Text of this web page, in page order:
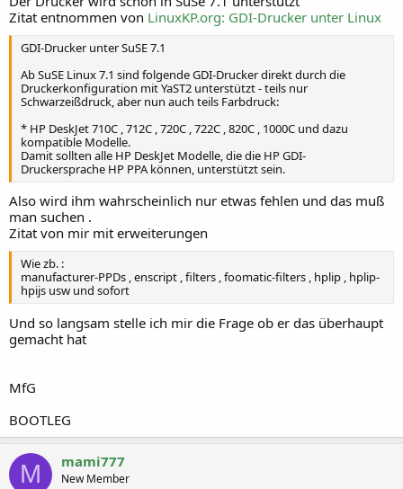
Zitat entnommen von LinuxKP.org: GDI-Drucker unter Linux
GDI-Drucker unter SuSE 7.1
Ab SuSE Linux 7.1 sind folgende GDI-Drucker direkt durch die
Druckerkonfiguration mit YaST2 unterstützt - teils nur
Schwarzeißdruck, aber nun auch teils Farbdruck:
* HP DeskJet 710C , 712C , 720C , 722C , 820C , 1000C und dazu
kompatible Modelle.
Damit sollten alle HP DeskJet Modelle, die die HP GDI-
Druckersprache HP PPA können, unterstützt sein.
Also wird ihm wahrscheinlich nur etwas fehlen und das muß
man suchen .
Zitat von mir mit erweiterungen
Wie zb. :
manufacturer-PPDs , enscript , filters , foomatic-filters , hplip , hplip-
hpijs usw und sofort
Und so langsam stelle ich mir die Frage ob er das überhaupt
gemacht hat
MfG
BOOTLEG
M mami777
New Member